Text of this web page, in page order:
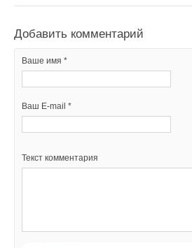
Добавить комментарий
Ваше имя *
Ваш E-mail *
Текст комментария